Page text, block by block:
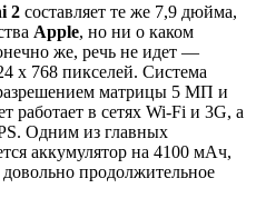
2 составляет те же 7,9 дюйма,
Apple, но ни о каком
же, речь не идет —
х 768 пикселей. Система
матрицы 5 МП и
в сетях Wi-Fi и 3G, а
Одним из главных
аккумулятор на 4100 мАч,
продолжительное